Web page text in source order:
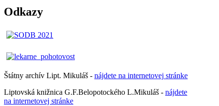
Odkazy
Štátny archív Lipt. Mikuláš - nájdete na internetovej stránke
Liptovská knižnica G.F.Belopotockého L.Mikuláš - nájdete
na internetovej stránke